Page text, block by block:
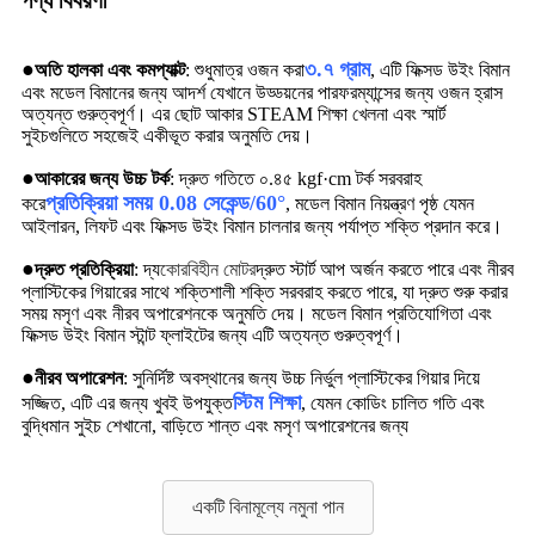
●অতি হালকা এবং কমপ্যাক্ট: শুধুমাত্র ওজন করা৩.৭ গ্রাম, এটি ফিক্সড উইং বিমান
এবং মডেল বিমানের জন্য আদর্শ যেখানে উড্ডয়নের পারফরম্যান্সের জন্য ওজন হ্রাস
অত্যন্ত গুরুত্বপূর্ণ। এর ছোট আকার STEAM শিক্ষা খেলনা এবং স্মার্ট
সুইচগুলিতে সহজেই একীভূত করার অনুমতি দেয়।
●আকারের জন্য উচ্চ টর্ক: দ্রুত গতিতে ০.৪৫ kgf·cm টর্ক সরবরাহ
করেপ্রতিক্রিয়া সময় 0.08 সেকেন্ড/60°, মডেল বিমান নিয়ন্ত্রণ পৃষ্ঠ যেমন
আইলারন, লিফট এবং ফিক্সড উইং বিমান চালনার জন্য পর্যাপ্ত শক্তি প্রদান করে।
●দ্রুত প্রতিক্রিয়া: দ্যকোরবিহীন মোটরদ্রুত স্টার্ট আপ অর্জন করতে পারে এবং নীরব
প্লাস্টিকের গিয়ারের সাথে শক্তিশালী শক্তি সরবরাহ করতে পারে, যা দ্রুত শুরু করার
সময় মসৃণ এবং নীরব অপারেশনকে অনুমতি দেয়। মডেল বিমান প্রতিযোগিতা এবং
ফিক্সড উইং বিমান স্টান্ট ফ্লাইটের জন্য এটি অত্যন্ত গুরুত্বপূর্ণ।
●নীরব অপারেশন: সুনির্দিষ্ট অবস্থানের জন্য উচ্চ নির্ভুল প্লাস্টিকের গিয়ার দিয়ে
সজ্জিত, এটি এর জন্য খুবই উপযুক্তস্টিম শিক্ষা, যেমন কোডিং চালিত গতি এবং
বুদ্ধিমান সুইচ শেখানো, বাড়িতে শান্ত এবং মসৃণ অপারেশনের জন্য
একটি বিনামূল্যে নমুনা পান